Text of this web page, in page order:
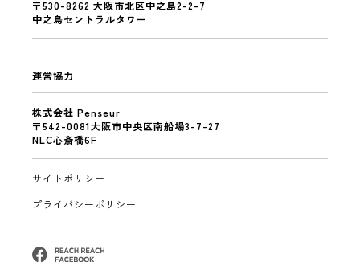
〒530-8262 大阪市北区中之島2-2-7
中之島セントラルタワー
運営協力
株式会社 Penseur
〒542-0081大阪市中央区南船場3-7-27
NLC心斎橋6F
サイトポリシー
プライバシーポリシー